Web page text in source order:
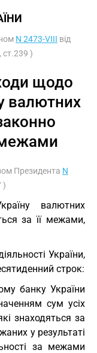
N 2473-VIII від
)
щодо
валютних
межами
Президента N
)
валютних
за її межами,
України,
строк:
банку України
сум усіх
знаходяться за
у результаті
за межами